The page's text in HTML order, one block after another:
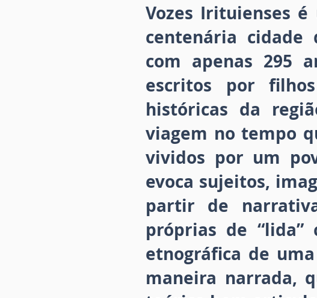
Vozes Irituienses
centenária cidade
com apenas 295
escritos por
históricas da
viagem no tempo
vividos por um
evoca sujeitos,
partir de
próprias de
etnográfica de
maneira narrada,